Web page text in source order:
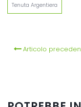
Tenuta Argentiera
Articolo